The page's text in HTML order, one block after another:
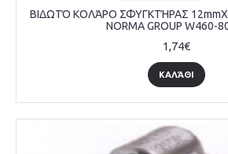
ΒΙΔΩΤΌ ΚΟΛΆΡΟ ΣΦΥΓΚΤΉΡΑΣ 12mmX
NORMA GROUP W460-
1,74€
ΚΑΛΆΘΙ